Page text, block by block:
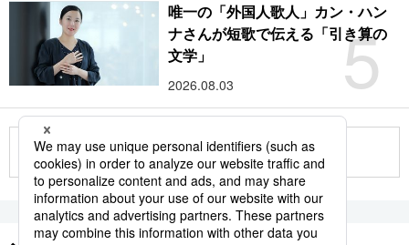
5
唯一の「外国人歌人」カン・ハン
ナさんが短歌で伝える「引き算の
文学」
2026.08.03
もっと見る